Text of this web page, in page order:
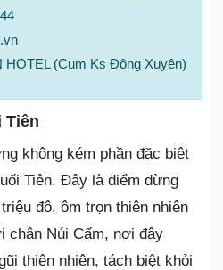
HOTEL (Cụm Ks Đông Xuyên)
Tiên
không kém phần đặc biệt
Tiên. Đây là điểm dừng
đô, ôm trọn thiên nhiên
chân Núi Cấm, nơi đây
thiên nhiên, tách biệt khỏi